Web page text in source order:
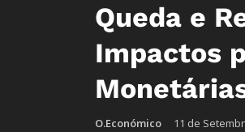
Queda e
Impactos
O.Económico 11 de